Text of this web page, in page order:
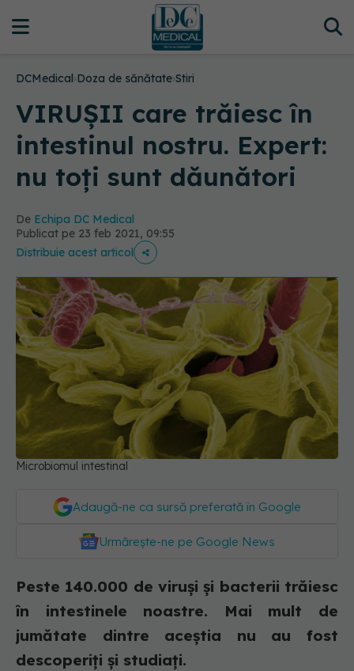
DCMedical›Doza de sănătate›Stiri
VIRUȘII care trăiesc în
intestinul nostru. Expert:
nu toți sunt dăunători
De Echipa DC Medical
Publicat pe 23 feb 2021, 09:55
Distribuie acest articol
Microbiomul intestinal
Adaugă-ne ca sursă preferată în Google
Urmărește-ne pe Google News
Peste 140.000 de viruși și bacterii trăiesc
în intestinele noastre. Mai mult de
jumătate dintre aceștia nu au fost
descoperiți și studiați.